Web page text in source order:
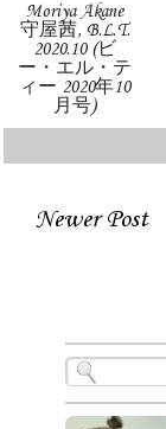
Moriya Akane
守屋茜, B.L.T.
2020.10 (ビ
ー・エル・テ
ィー 2020年10
月号)
Newer Post